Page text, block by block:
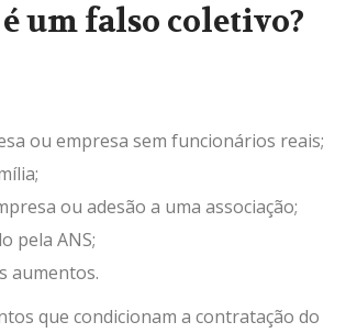
um falso coletivo?
ou empresa sem funcionários reais;
ou adesão a uma associação;
pela ANS;
aumentos.
que condicionam a contratação do